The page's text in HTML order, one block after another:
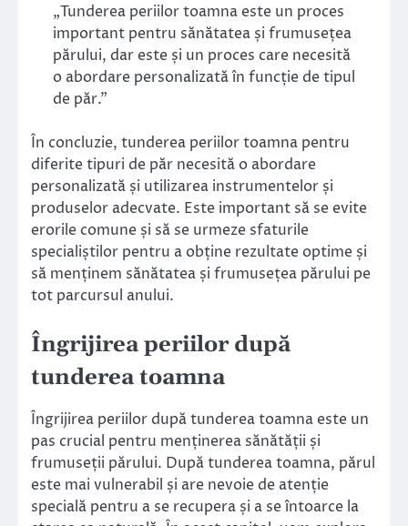
„Tunderea periilor toamna este un proces
important pentru sănătatea și frumusețea
părului, dar este și un proces care necesită
o abordare personalizată în funcție de tipul
de păr.”
În concluzie, tunderea periilor toamna pentru
diferite tipuri de păr necesită o abordare
personalizată și utilizarea instrumentelor și
produselor adecvate. Este important să se evite
erorile comune și să se urmeze sfaturile
specialiștilor pentru a obține rezultate optime și
să menținem sănătatea și frumusețea părului pe
tot parcursul anului.
Îngrijirea periilor după
tunderea toamna
Îngrijirea periilor după tunderea toamna este un
pas crucial pentru menținerea sănătății și
frumuseții părului. După tunderea toamna, părul
este mai vulnerabil și are nevoie de atenție
specială pentru a se recupera și a se întoarce la